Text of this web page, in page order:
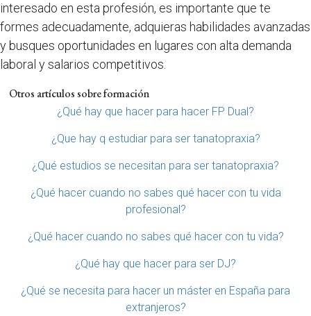
interesado en esta profesión, es importante que te
formes adecuadamente, adquieras habilidades avanzadas
y busques oportunidades en lugares con alta demanda
laboral y salarios competitivos.
Otros artículos sobre formación
¿Qué hay que hacer para hacer FP Dual?
¿Que hay q estudiar para ser tanatopraxia?
¿Qué estudios se necesitan para ser tanatopraxia?
¿Qué hacer cuando no sabes qué hacer con tu vida
profesional?
¿Qué hacer cuando no sabes qué hacer con tu vida?
¿Qué hay que hacer para ser DJ?
¿Qué se necesita para hacer un máster en España para
extranjeros?